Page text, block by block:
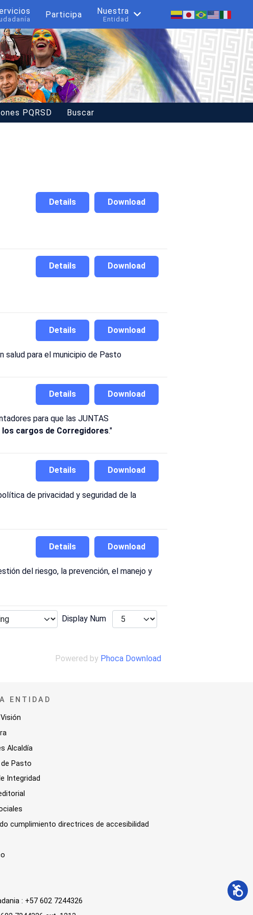
Participa Nuestra
Entidad
PQRSD Buscar
Download
Details
Download
Details
Download
Details
salud para el municipio de Pasto
Download
Details
para que las JUNTAS
los cargos de Corregidores."
Download
Details
de privacidad y seguridad de la
Download
Details
del riesgo, la prevención, el manejo y
Display Num
Powered by Phoca Download
ENTIDAD
Alcaldía
Pasto
Integridad
cumplimiento directrices de accesibilidad
: +57 602 7244326